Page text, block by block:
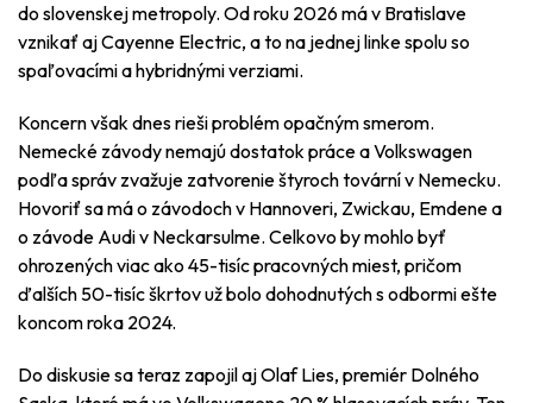
do slovenskej metropoly. Od roku 2026 má v Bratislave
vznikať aj Cayenne Electric, a to na jednej linke spolu so
spaľovacími a hybridnými verziami.
Koncern však dnes rieši problém opačným smerom.
Nemecké závody nemajú dostatok práce a Volkswagen
podľa správ zvažuje zatvorenie štyroch tovární v Nemecku.
Hovoriť sa má o závodoch v Hannoveri, Zwickau, Emdene a
o závode Audi v Neckarsulme. Celkovo by mohlo byť
ohrozených viac ako 45-tisíc pracovných miest, pričom
ďalších 50-tisíc škrtov už bolo dohodnutých s odbormi ešte
koncom roka 2024.
Do diskusie sa teraz zapojil aj Olaf Lies, premiér Dolného